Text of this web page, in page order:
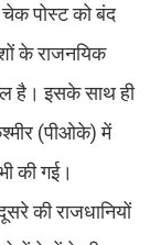
पोस्ट को बंद
के राजनयिक
है। इसके साथ ही
(पीओके) में
की गई।
की राजधानियों